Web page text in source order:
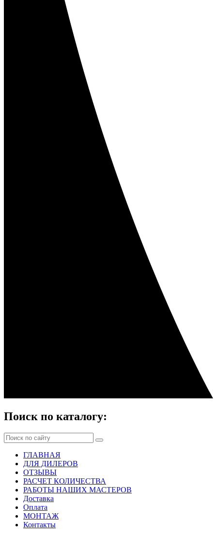
Поиск по каталогу:
ГЛАВНАЯ
ДЛЯ ДИЛЕРОВ
ОТЗЫВЫ
РАСЧЕТ КОЛИЧЕСТВА
РАБОТЫ НАШИХ МАСТЕРОВ
Доставка
Оплата
МОНТАЖ
Контакты